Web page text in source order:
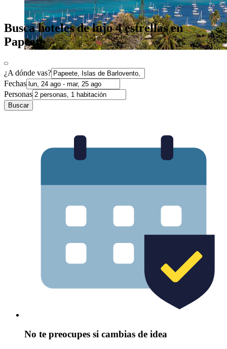
Busca hoteles de lujo 4 estrellas en
Papeete
¿A dónde vas?
Fechas
Personas
Buscar
No te preocupes si cambias de idea